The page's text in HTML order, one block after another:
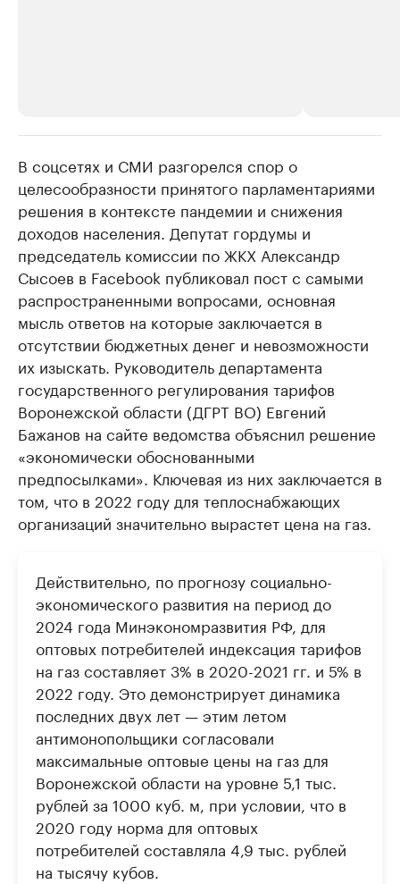
Делитесь новостями бизнеса на РБК
Управляйте страницей компании и развивайте личные
Крупнейшие
продавцы
Ознакомьтесь с
В соцсетях и СМИ разгорелся спор о
целесообразности принятого парламентариями
решения в контексте пандемии и снижения
доходов населения. Депутат гордумы и
председатель комиссии по ЖКХ Александр
Сысоев в Facebook публиковал пост с самыми
распространенными вопросами, основная
мысль ответов на которые заключается в
отсутствии бюджетных денег и невозможности
их изыскать. Руководитель департамента
государственного регулирования тарифов
Воронежской области (ДГРТ ВО) Евгений
Бажанов на сайте ведомства объяснил решение
«экономически обоснованными
предпосылками». Ключевая из них заключается в
том, что в 2022 году для теплоснабжающих
организаций значительно вырастет цена на газ.
Действительно, по прогнозу социально-
экономического развития на период до
2024 года Минэкономразвития РФ, для
оптовых потребителей индексация тарифов
на газ составляет 3% в 2020-2021 гг. и 5% в
2022 году. Это демонстрирует динамика
последних двух лет — этим летом
антимонопольщики согласовали
максимальные оптовые цены на газ для
Воронежской области на уровне 5,1 тыс.
рублей за 1000 куб. м, при условии, что в
2020 году норма для оптовых
потребителей составляла 4,9 тыс. рублей
на тысячу кубов.